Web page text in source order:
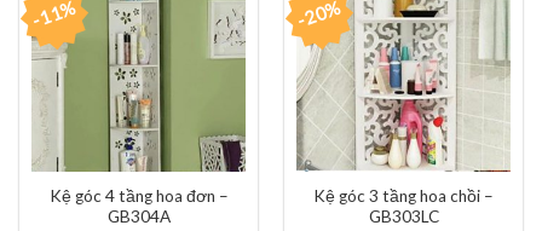
-11%
Kệ góc 4 tầng hoa đơn –
GB304A
-20%
Kệ góc 3 tầng hoa chồi –
GB303LC